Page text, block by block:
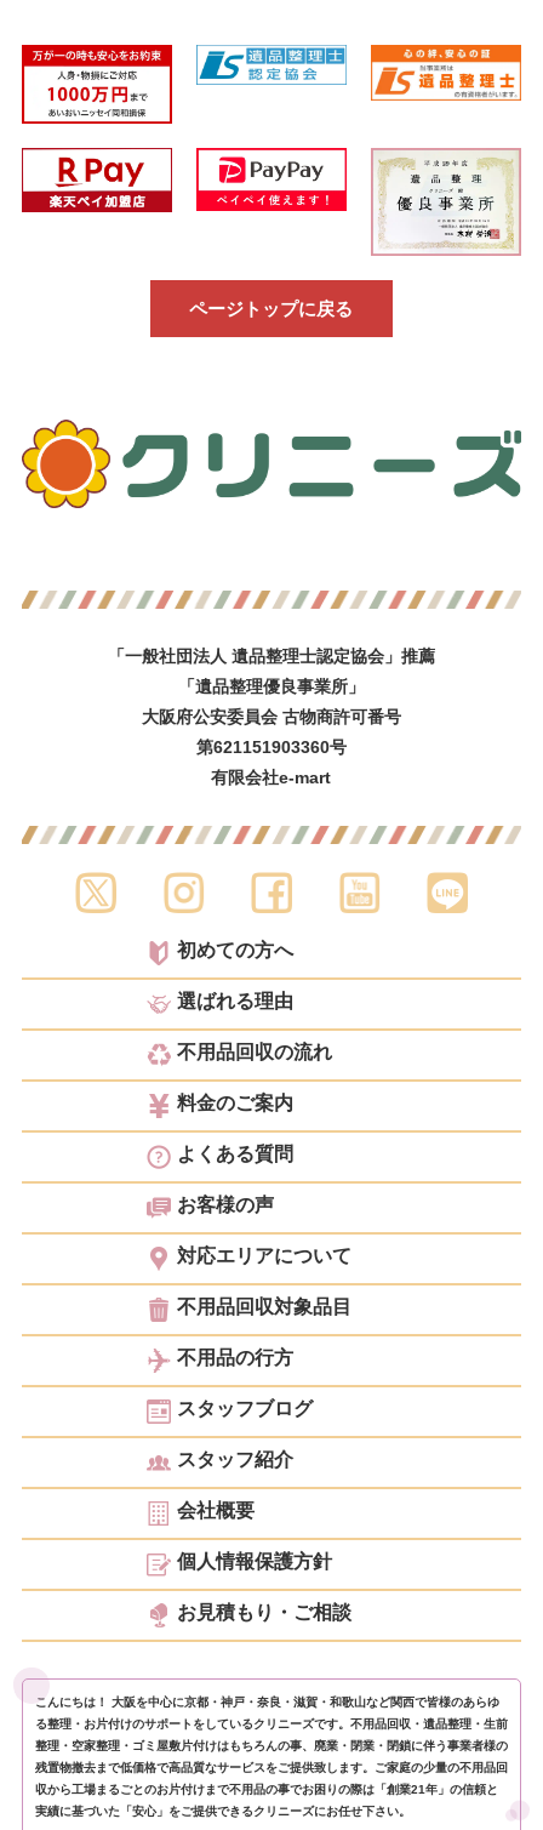
ページトップに戻る
「一般社団法人 遺品整理士認定協会」推薦
「遺品整理優良事業所」
大阪府公安委員会 古物商許可番号
第621151903360号
有限会社e-mart
初めての方へ
選ばれる理由
不用品回収の流れ
料金のご案内
よくある質問
お客様の声
対応エリアについて
不用品回収対象品目
不用品の行方
スタッフブログ
スタッフ紹介
会社概要
個人情報保護方針
お見積もり・ご相談
こんにちは！ 大阪を中心に京都・神戸・奈良・滋賀・和歌山など関西で皆様のあらゆ
る整理・お片付けのサポートをしているクリニーズです。不用品回収・遺品整理・生前
整理・空家整理・ゴミ屋敷片付けはもちろんの事、廃業・閉業・閉鎖に伴う事業者様の
残置物撤去まで低価格で高品質なサービスをご提供致します。ご家庭の少量の不用品回
収から工場まるごとのお片付けまで不用品の事でお困りの際は「創業21年」の信頼と
実績に基づいた「安心」をご提供できるクリニーズにお任せ下さい。